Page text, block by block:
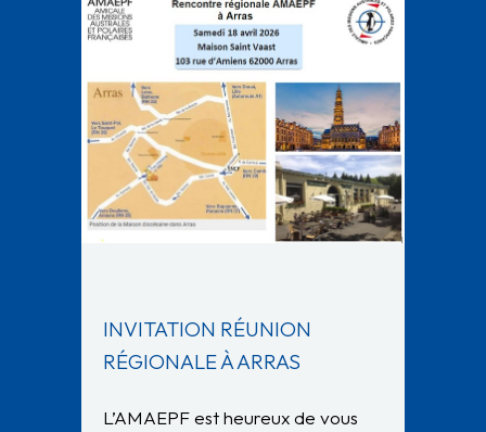
INVITATION RÉUNION
RÉGIONALE À ARRAS
L’AMAEPF est heureux de vous